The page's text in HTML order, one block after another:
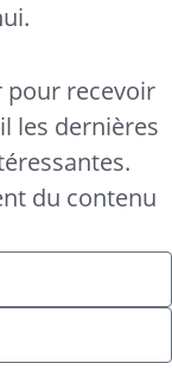
pour recevoir
les dernières
du contenu